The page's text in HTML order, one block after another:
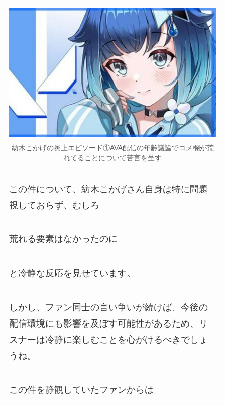
紡木こかげの炎上エピソード①AVA配信の年齢議論でコメ欄が荒
れてることについて苦言を呈す
この件について、紡木こかげさん自身は特に問題
視しておらず、むしろ
荒れる要素はなかったのに
と冷静な反応を見せています。
しかし、ファン同士の言い争いが続けば、今後の
配信環境にも影響を及ぼす可能性があるため、リ
スナーは冷静に楽しむことを心がけるべきでしょ
うね。
この件を静観していたファンからは